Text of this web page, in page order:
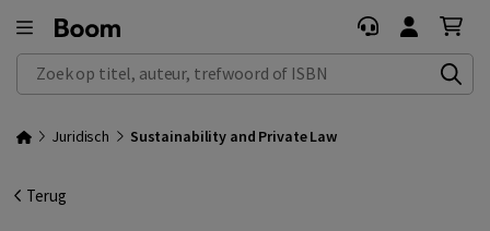
Zoek op titel, auteur, trefwoord of ISBN
Juridisch Sustainability and Private Law
Terug